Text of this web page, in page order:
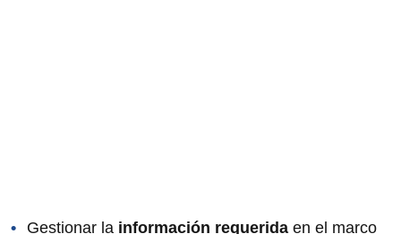
Gestionar la información requerida en el marco